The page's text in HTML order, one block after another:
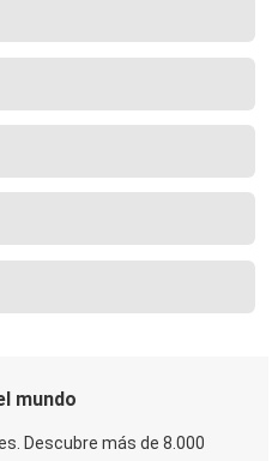
mundo
Descubre más de 8.000